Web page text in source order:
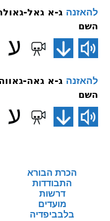
להאזנה ג-א גאל-
השם
להאזנה ג-א גאה-
השם
הכרת הבורא
התבודדות
דרשות
מועדים
בלבביפדיה